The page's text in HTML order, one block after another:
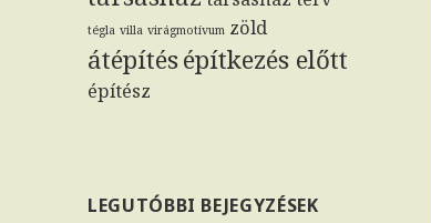
tégla villa virágmotívum zöld
átépítésépítkezés előtt
építész
LEGUTÓBBI BEJEGYZÉSEK